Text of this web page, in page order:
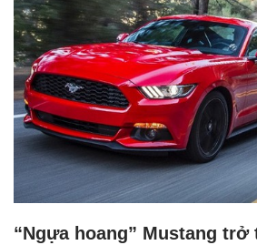
“Ngựa hoang” Mustang trở